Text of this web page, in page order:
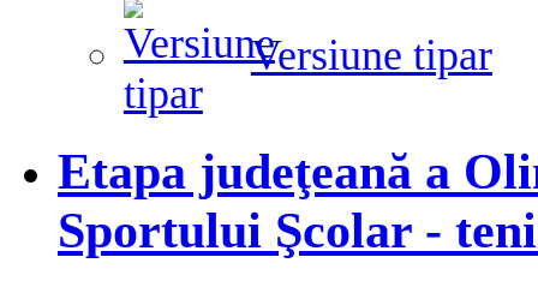
Versiune tipar
Etapa judeţeană a
Sportului Şcolar -